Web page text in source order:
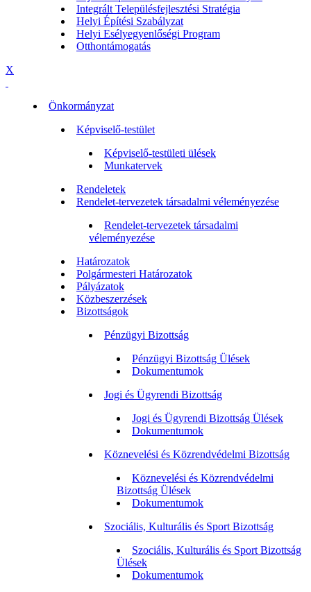
Integrált Településfejlesztési Stratégia
Helyi Építési Szabályzat
Helyi Esélyegyenlőségi Program
Otthontámogatás
X
Önkormányzat
Képviselő-testület
Képviselő-testületi ülések
Munkatervek
Rendeletek
Rendelet-tervezetek társadalmi véleményezése
Rendelet-tervezetek társadalmi
véleményezése
Határozatok
Polgármesteri Határozatok
Pályázatok
Közbeszerzések
Bizottságok
Pénzügyi Bizottság
Pénzügyi Bizottság Ülések
Dokumentumok
Jogi és Ügyrendi Bizottság
Jogi és Ügyrendi Bizottság Ülések
Dokumentumok
Köznevelési és Közrendvédelmi Bizottság
Köznevelési és Közrendvédelmi
Bizottság Ülések
Dokumentumok
Szociális, Kulturális és Sport Bizottság
Szociális, Kulturális és Sport Bizottság
Ülések
Dokumentumok